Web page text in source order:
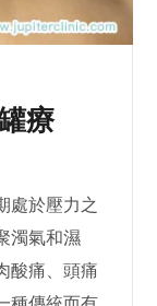
療
處於壓力之
濁氣和濕
酸痛、頭痛